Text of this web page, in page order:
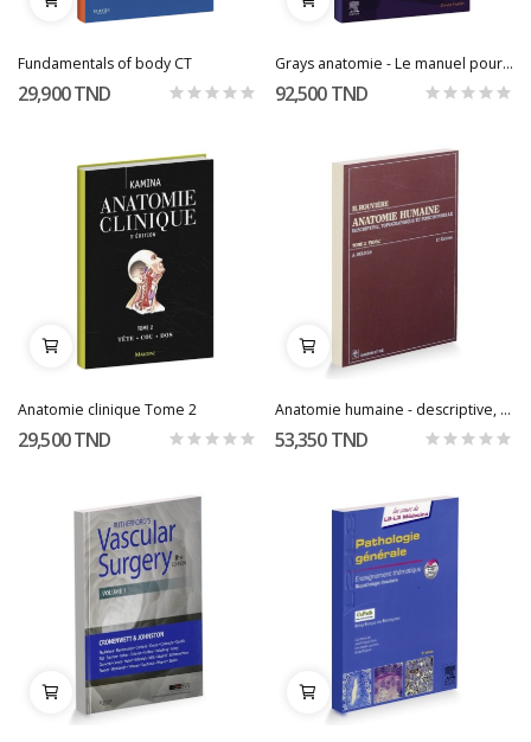
Fundamentals of body CT
29,900 TND
Grays anatomie - Le manuel pour les étudiants
92,500 TND
Anatomie clinique Tome 2
29,500 TND
Anatomie humaine - descriptive, topographique...
53,350 TND